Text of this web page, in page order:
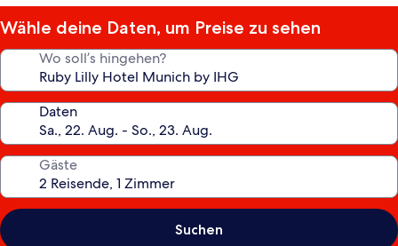
Wähle deine Daten, um Preise zu sehen
Wo soll’s hingehen?
Daten
Gäste
Suchen